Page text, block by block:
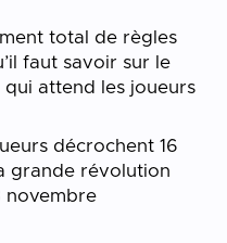
total de règles
faut savoir sur le
qui attend les joueurs
décrochent 16
grande révolution
novembre